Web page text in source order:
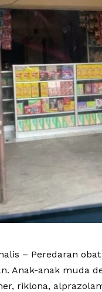
– Peredaran
Anak-anak muda
riklona,